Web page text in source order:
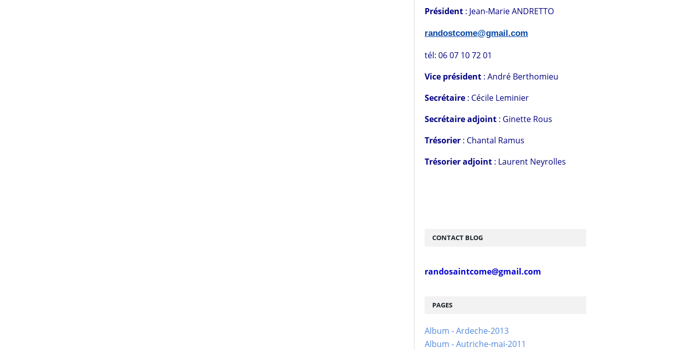
PAGES
Album - Ardeche-2013
Album - Autriche-mai-2011
Président : Jean-Marie ANDRETTO
randostcome@gmail.com
tél: 06 07 10 72 01
Vice président : André Berthomieu
Secrétaire : Cécile Leminier
Secrétaire adjoint : Ginette Rous
Trésorier : Chantal Ramus
Trésorier adjoint : Laurent Neyrolles
CONTACT BLOG
randosaintcome@gmail.com